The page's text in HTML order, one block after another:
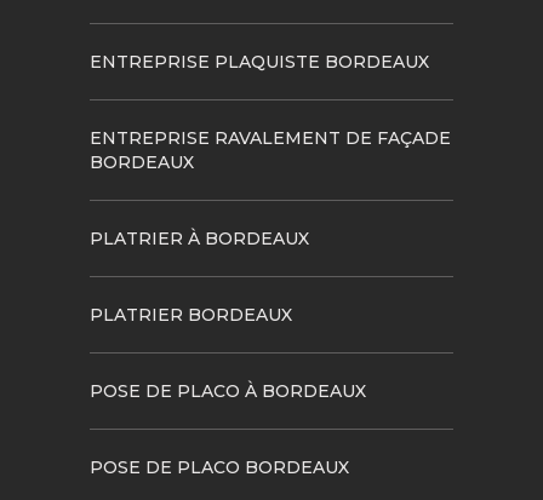
ENTREPRISE PLAQUISTE BORDEAUX
ENTREPRISE RAVALEMENT DE FAÇADE
BORDEAUX
PLATRIER À BORDEAUX
PLATRIER BORDEAUX
POSE DE PLACO À BORDEAUX
POSE DE PLACO BORDEAUX